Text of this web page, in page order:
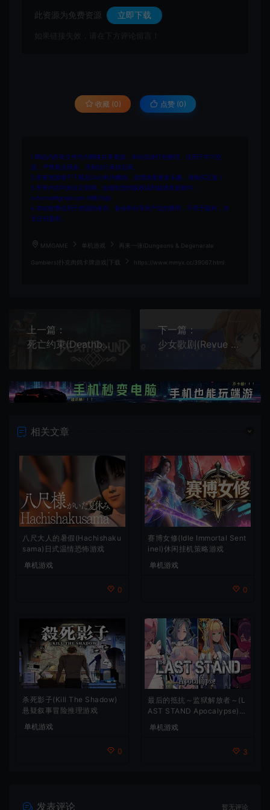
此资源为免费资源 立即下载
如果链接失效，请在下方评论留言！
收藏 (0) 点赞 (0)
1.网站内所有文件均为网络共享资源，本站仅做打包整理。仅用于学习交
流，严禁商业用途，否则自行承担后果。
2.所有资源请于下载后24小时内删除。如需体验更多乐趣，请购买正版！
3.所有内容均来自互联网。如侵犯您的版权或利益请发送邮件：
cvformat#gmail.com (#换为@)
4.本站收费仅用于资源的保存、备份和分享所产生的费用，不用于盈利，亦
无任何盈利。
MMGAME 单机游戏 再来一张(Dungeons & Degenerate
Gamblers)扑克肉鸽卡牌游戏|下载 https://www.mmyx.cc/39067.html
上一篇：
死亡约束(Deathbound)硬核类魂动作RPG游戏|下载
下一篇：
少女歌剧(Revue Starlight)简中|PC|ADV|卡通美少女视觉小说游戏
相关文章
八尺大人的暑假(Hachishaku
sama)日式温情恐怖游戏
单机游戏
0
赛博女修(Idle Immortal Sent
inel)休闲挂机策略游戏
单机游戏
0
杀死影子(Kill The Shadow)
悬疑叙事冒险推理游戏
单机游戏
0
最后的抵抗～监狱解放者～(L
AST STAND Apocalypse)卡
单机游戏
3
发表评论 暂无评论